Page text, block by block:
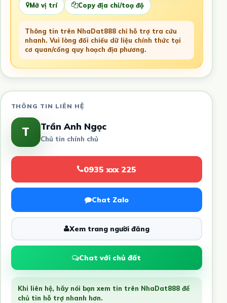
Mở vị trí Copy địa chỉ/toạ độ
Thông tin trên NhaDat888 chỉ hỗ trợ tra cứu
nhanh. Vui lòng đối chiếu dữ liệu chính thức tại
cơ quan/cổng quy hoạch địa phương.
THÔNG TIN LIÊN HỆ
T Trần Anh Ngọc
Chủ tin chính chủ
0935 xxx 225
Chat Zalo
Xem trang người đăng
Chat với chủ đất
Khi liên hệ, hãy nói bạn xem tin trên NhaDat888 để
chủ tin hỗ trợ nhanh hơn.